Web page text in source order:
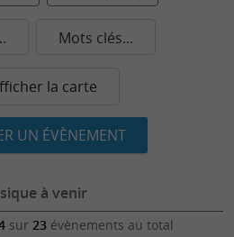
Mots clés...
la carte
UN ÉVÈNEMENT
à venir
sur 23évènements au total